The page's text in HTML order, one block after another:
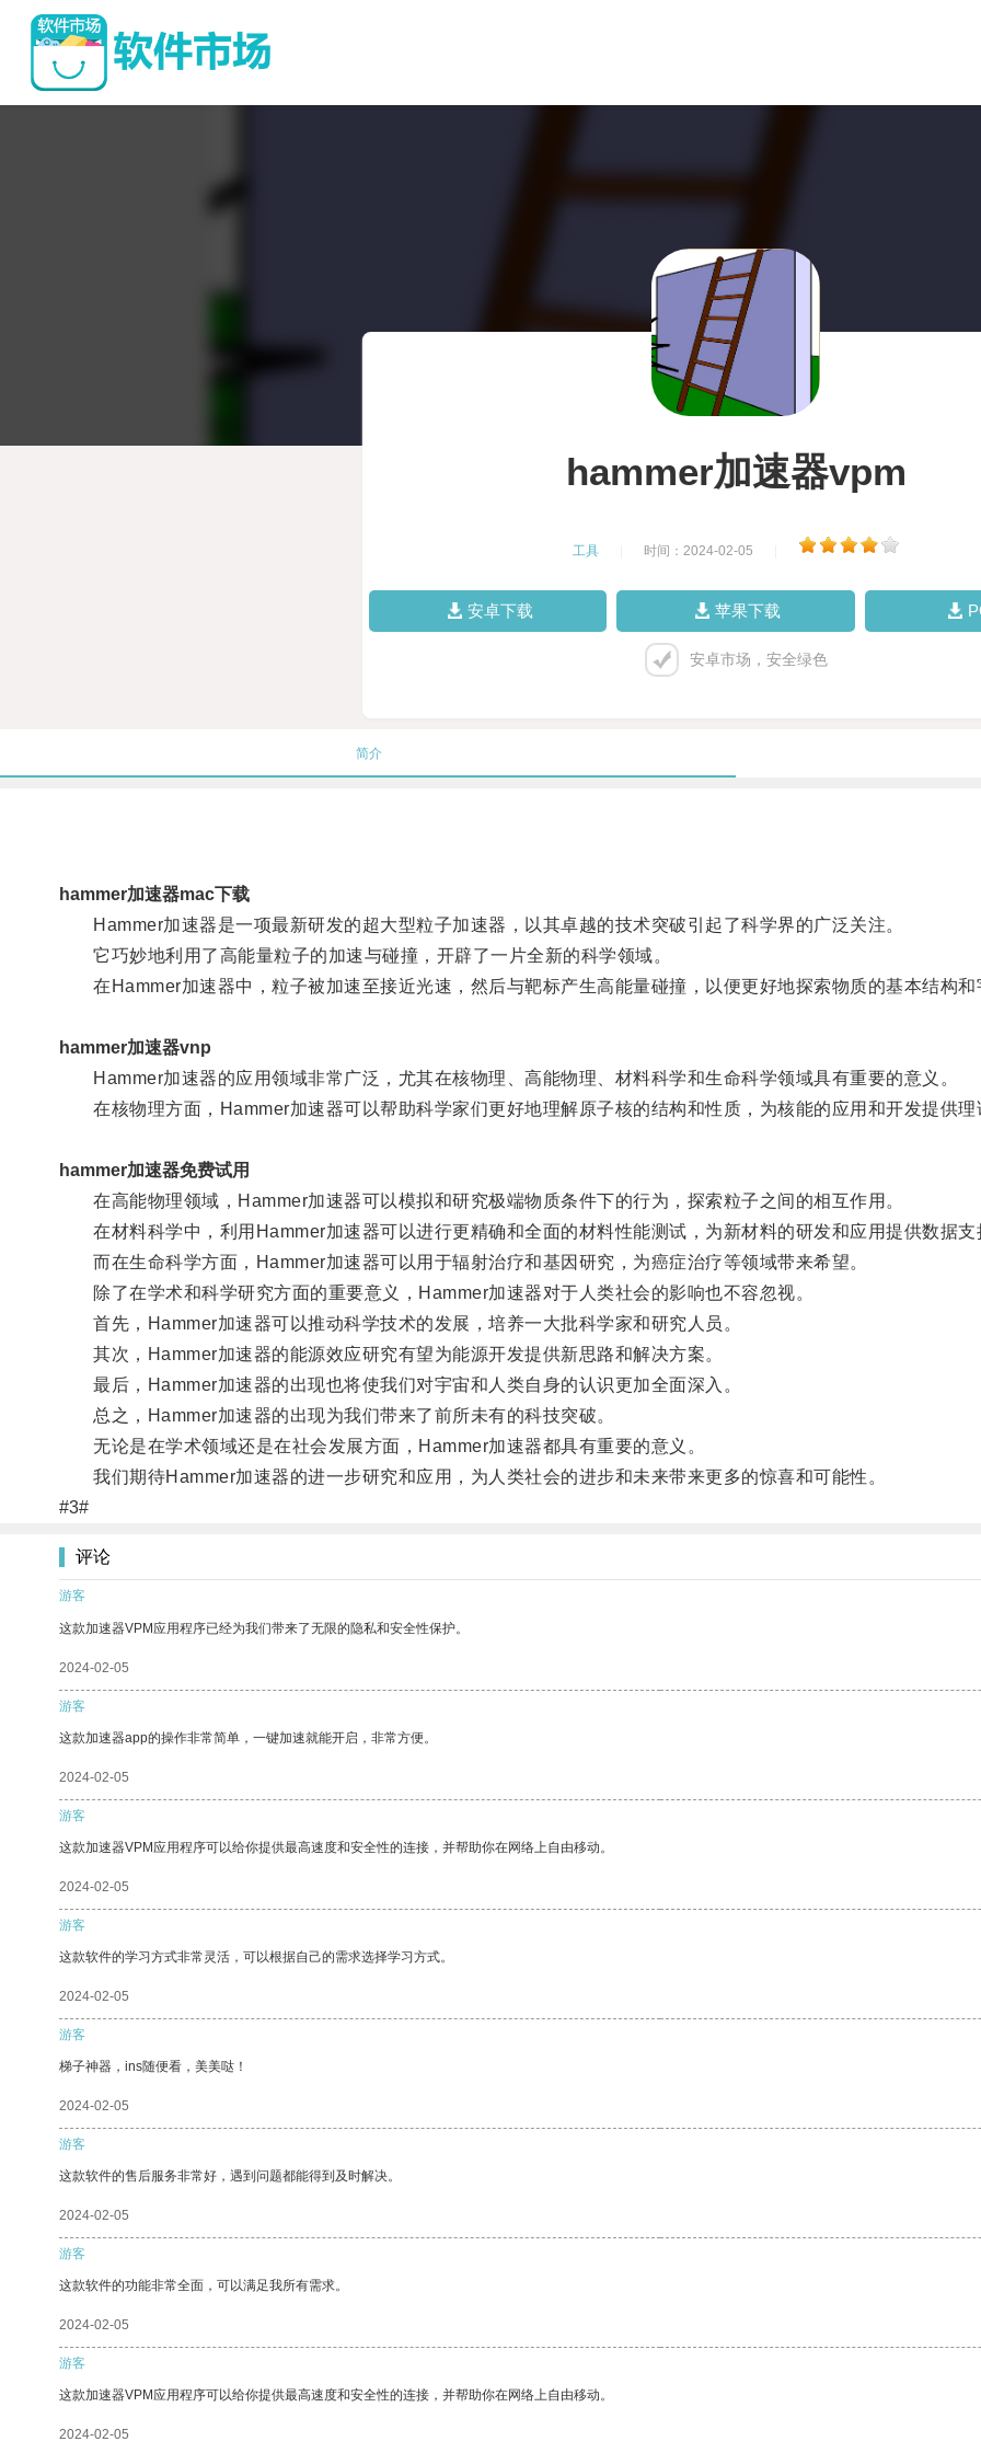
hammer加速器vpm
工具 时间：2024-02-05
安卓下载 苹果下载
安卓市场，安全绿色
简介
hammer加速器mac下载
Hammer加速器是一项最新研发的超大型粒子加速器，以其卓越的技术突破引起了科学界的广泛关注。
它巧妙地利用了高能量粒子的加速与碰撞，开辟了一片全新的科学领域。
在Hammer加速器中，粒子被加速至接近光速，然后与靶标产生高能量碰撞，以便更好地探索物质的基本结构和
hammer加速器vnp
Hammer加速器的应用领域非常广泛，尤其在核物理、高能物理、材料科学和生命科学领域具有重要的意义。
在核物理方面，Hammer加速器可以帮助科学家们更好地理解原子核的结构和性质，为核能的应用和开发提供理
hammer加速器免费试用
在高能物理领域，Hammer加速器可以模拟和研究极端物质条件下的行为，探索粒子之间的相互作用。
在材料科学中，利用Hammer加速器可以进行更精确和全面的材料性能测试，为新材料的研发和应用提供数据支
而在生命科学方面，Hammer加速器可以用于辐射治疗和基因研究，为癌症治疗等领域带来希望。
除了在学术和科学研究方面的重要意义，Hammer加速器对于人类社会的影响也不容忽视。
首先，Hammer加速器可以推动科学技术的发展，培养一大批科学家和研究人员。
其次，Hammer加速器的能源效应研究有望为能源开发提供新思路和解决方案。
最后，Hammer加速器的出现也将使我们对宇宙和人类自身的认识更加全面深入。
总之，Hammer加速器的出现为我们带来了前所未有的科技突破。
无论是在学术领域还是在社会发展方面，Hammer加速器都具有重要的意义。
我们期待Hammer加速器的进一步研究和应用，为人类社会的进步和未来带来更多的惊喜和可能性。
#3#
评论
游客
这款加速器VPM应用程序已经为我们带来了无限的隐私和安全性保护。
2024-02-05
游客
这款加速器app的操作非常简单，一键加速就能开启，非常方便。
2024-02-05
游客
这款加速器VPM应用程序可以给你提供最高速度和安全性的连接，并帮助你在网络上自由移动。
2024-02-05
游客
这款软件的学习方式非常灵活，可以根据自己的需求选择学习方式。
2024-02-05
游客
梯子神器，ins随便看，美美哒！
2024-02-05
游客
这款软件的售后服务非常好，遇到问题都能得到及时解决。
2024-02-05
游客
这款软件的功能非常全面，可以满足我所有需求。
2024-02-05
游客
这款加速器VPM应用程序可以给你提供最高速度和安全性的连接，并帮助你在网络上自由移动。
2024-02-05